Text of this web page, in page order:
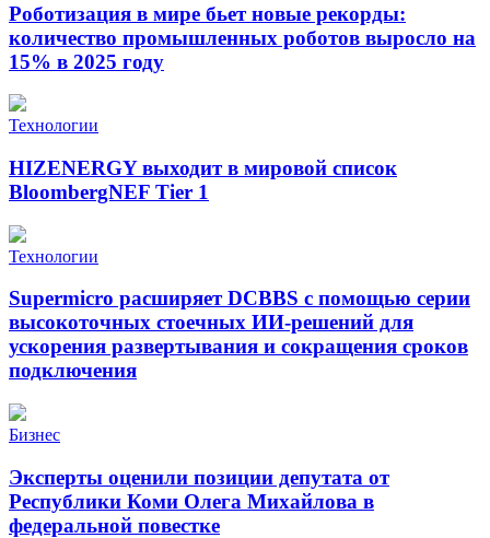
Роботизация в мире бьет новые рекорды:
количество промышленных роботов выросло на
15% в 2025 году
Технологии
HIZENERGY выходит в мировой список
BloombergNEF Tier 1
Технологии
Supermicro расширяет DCBBS с помощью серии
высокоточных стоечных ИИ-решений для
ускорения развертывания и сокращения сроков
подключения
Бизнес
Эксперты оценили позиции депутата от
Республики Коми Олега Михайлова в
федеральной повестке